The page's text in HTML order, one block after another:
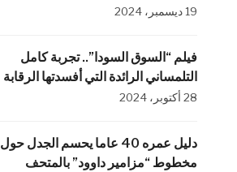
19 ديسمبر، 2024
فيلم “السوق السودا”.. تجربة كامل
التلمساني الرائدة التي أفسدتها الرقابة
28 أكتوبر، 2024
دليل عمره 40 عاما يحسم الجدل حول
مخطوط “مزامير داوود” بالمتحف